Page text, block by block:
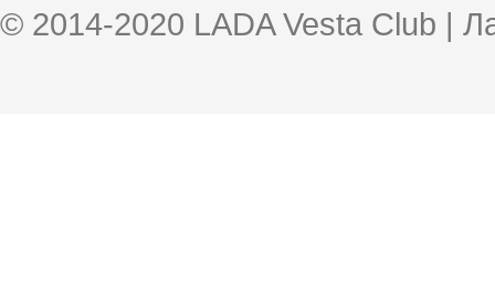
© 2014-2020 LADA Vesta Club |